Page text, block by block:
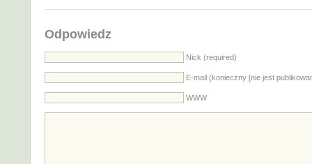
Odpowiedz
Nick (required)
E-mail (konieczny [nie jest
WWW